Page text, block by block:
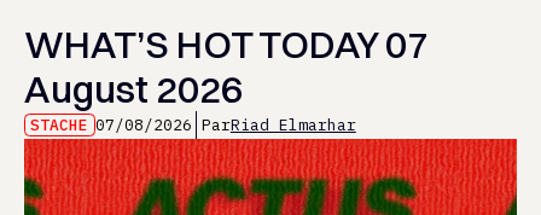
WHAT’S HOT TODAY 07
August 2026
STACHE 07/08/2026 ParRiad Elmarhar